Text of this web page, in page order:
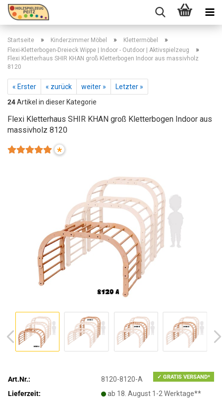
Startseite » Kinderzimmer Möbel » Klettermöbel »
Flexi-Kletterbogen-Dreieck Wippe | Indoor - Outdoor | Aktivspielzeug »
Flexi Kletterhaus SHIR KHAN groß Kletterbogen Indoor aus massivholz
8120
« Erster « zurück weiter »
Letzter »
24Artikel in dieser Kategorie
Flexi Kletterhaus SHIR KHAN groß Kletterbogen Indoor aus
massivholz 8120
*
✓ GRATIS VERSAND*
Art.Nr.:
8120-8120-A
Lieferzeit:
ab 18. August 1-2 Werktage**